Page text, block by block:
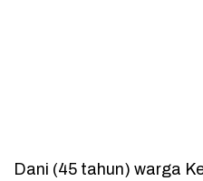
Dani (45 tahun) warga